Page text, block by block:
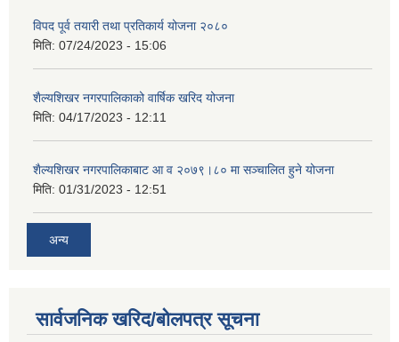
विपद पूर्व तयारी तथा प्रतिकार्य योजना २०८०
मिति: 07/24/2023 - 15:06
शैल्यशिखर नगरपालिकाको वार्षिक खरिद योजना
मिति: 04/17/2023 - 12:11
शैल्यशिखर नगरपालिकाबाट आ व २०७९।८० मा सञ्चालित हुने योजना
मिति: 01/31/2023 - 12:51
अन्य
सार्वजनिक खरिद/बोलपत्र सूचना